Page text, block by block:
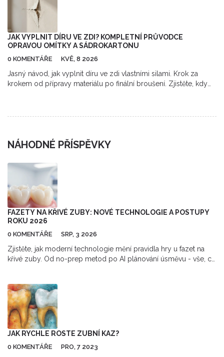
JAK VYPLNIT DÍRU VE ZDI? KOMPLETNÍ PRŮVODCE
OPRAVOU OMÍTKY A SÁDROKARTONU
0 KOMENTÁŘE KVĚ, 8 2026
Jasný návod, jak vyplnit díru ve zdi vlastními silami. Krok za
krokem od přípravy materiálu po finální broušení. Zjistěte, kdy
NÁHODNÉ PŘÍSPĚVKY
FAZETY NA KŘIVÉ ZUBY: NOVÉ TECHNOLOGIE A POSTUPY
ROKU 2026
0 KOMENTÁŘE SRP, 3 2026
Zjistěte, jak moderní technologie mění pravidla hry u fazet na
křivé zuby. Od no-prep metod po AI plánování úsměvu - vše, co
JAK RYCHLE ROSTE ZUBNÍ KAZ?
0 KOMENTÁŘE PRO, 7 2023